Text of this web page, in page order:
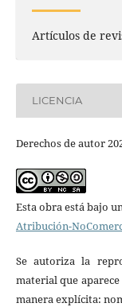
Artículos de
LICENCIA
Derechos de autor
Esta obra está bajo
Atribución-
Se autoriza la
material que
manera explícita: